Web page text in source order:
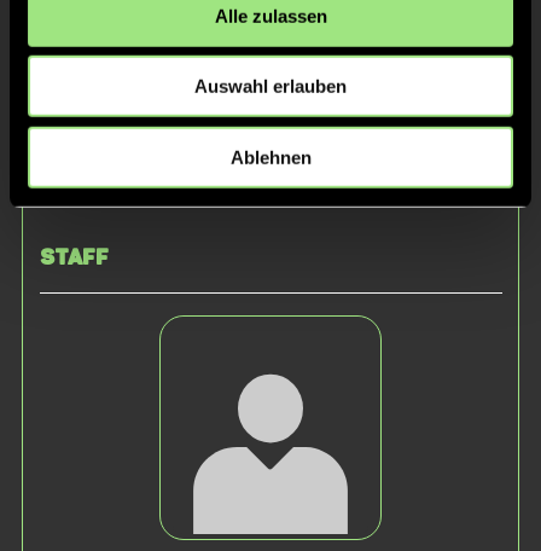
Alle zulassen
Auswahl erlauben
Ablehnen
Staff